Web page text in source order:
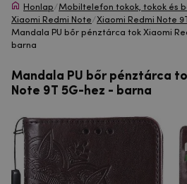
Honlap/Mobiltelefon tokok, tokok és
Xiaomi Redmi Note/Xiaomi Redmi Note
Mandala PU bőr pénztárca tok Xiaomi
barna
Mandala PU bőr pénztárca
Note 9T 5G-hez - barna